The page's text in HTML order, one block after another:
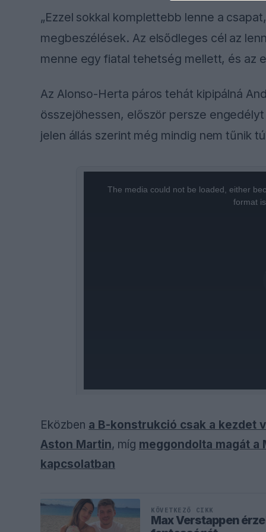
„Ezzel sokkal komplettebb lenne a
megbeszélések. Az elsődleges cél az
menne egy fiatal tehetség mellett, és az
Az Alonso-Herta páros tehát kipipálná
összejöhessen, először persze
jelen állás szerint még mindig nem tűnik
The media could not be loaded, either
format
Eközben a B-konstrukció csak a kezdet
Aston Martin, míg meggondolta magát a
kapcsolatban
KÖVETKEZŐ CIKK
Max Verstappen